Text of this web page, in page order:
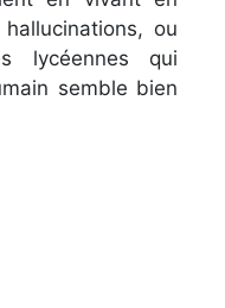
ou
lycéennes qui
semble bien